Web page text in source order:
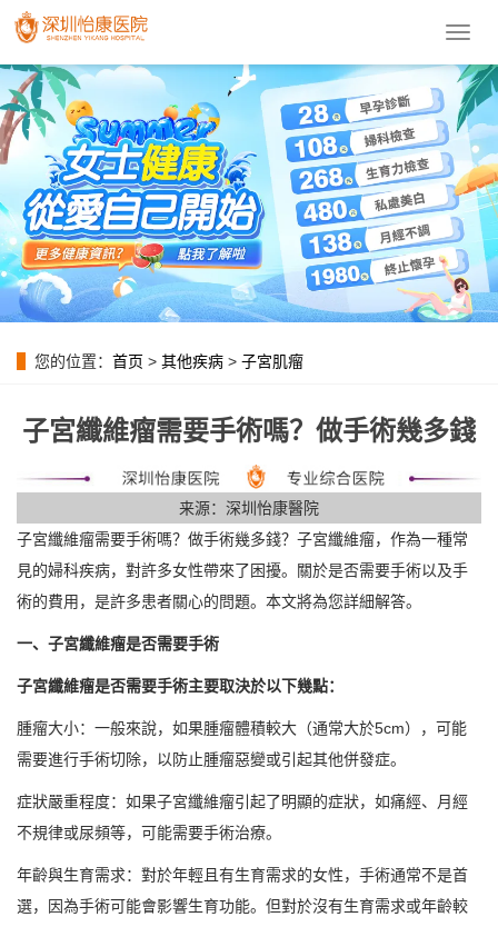
導
菜
單
您的位置： 首页 > 其他疾病 > 子宮肌瘤
子宮纖維瘤需要手術嗎？做手術幾多錢
来源：深圳怡康醫院
子宮纖維瘤需要手術嗎？做手術幾多錢？子宮纖維瘤，作為一種常
見的婦科疾病，對許多女性帶來了困擾。關於是否需要手術以及手
術的費用，是許多患者關心的問題。本文將為您詳細解答。
一、子宮纖維瘤是否需要手術
子宮纖維瘤是否需要手術主要取決於以下幾點：
腫瘤大小：一般來說，如果腫瘤體積較大（通常大於5cm），可能
需要進行手術切除，以防止腫瘤惡變或引起其他併發症。
症狀嚴重程度：如果子宮纖維瘤引起了明顯的症狀，如痛經、月經
不規律或尿頻等，可能需要手術治療。
年齡與生育需求：對於年輕且有生育需求的女性，手術通常不是首
選，因為手術可能會影響生育功能。但對於沒有生育需求或年齡較